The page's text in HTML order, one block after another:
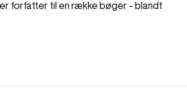
forfatter til en række bøger - blandt